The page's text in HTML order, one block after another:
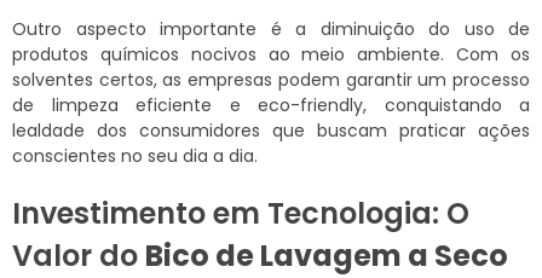
Outro aspecto importante é a diminuição do uso de
produtos químicos nocivos ao meio ambiente. Com os
solventes certos, as empresas podem garantir um processo
de limpeza eficiente e eco-friendly, conquistando a
lealdade dos consumidores que buscam praticar ações
conscientes no seu dia a dia.
Investimento em Tecnologia: O
Valor do Bico de Lavagem a Seco